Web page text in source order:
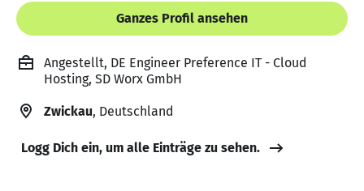
Ganzes Profil ansehen
Angestellt, DE Engineer Preference IT - Cloud
Hosting, SD Worx GmbH
Zwickau, Deutschland
Logg Dich ein, um alle Einträge zu sehen.